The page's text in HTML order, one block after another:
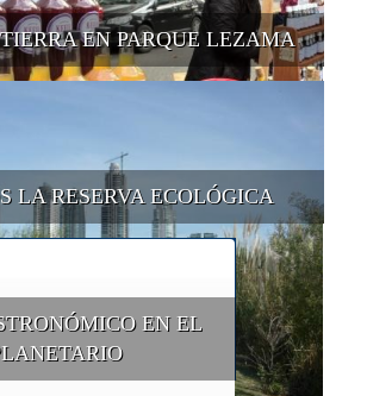
EN PARQUE LEZAMA
LA RESERVA ECOLÓGICA
EN EL